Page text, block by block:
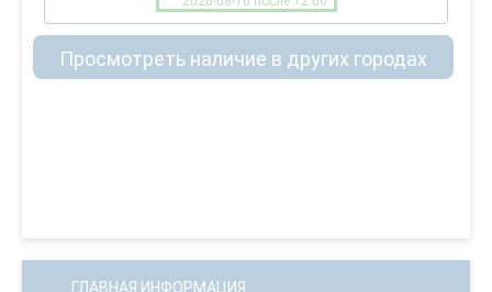
Просмотреть наличие в других городах
ГЛАВНАЯ ИНФОРМАЦИЯ